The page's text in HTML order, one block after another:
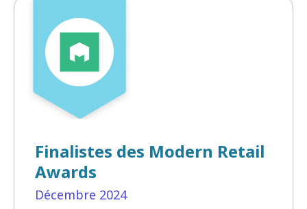
Finalistes des Modern Retail
Awards
Décembre 2024